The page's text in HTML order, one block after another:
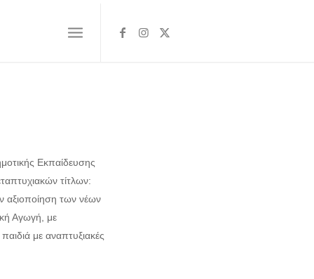
Εκπαίδευσης
τίτλων:
αξιοποίηση των νέων
Αγωγή, με
με αναπτυξιακές